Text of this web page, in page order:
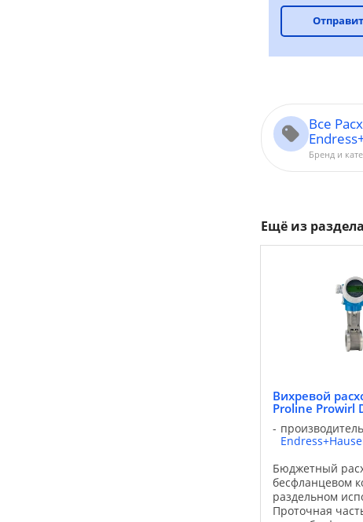
Все
Бренд и
Ещё из раздела
Вихревой
Proline Prowirl
Бюджетный
бесфланцевом
раздельном
Проточная